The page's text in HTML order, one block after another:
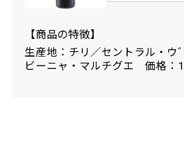
【商品の特徴】
生産地：チリ／セントラル・
ビーニャ・マルチグエ 価格：